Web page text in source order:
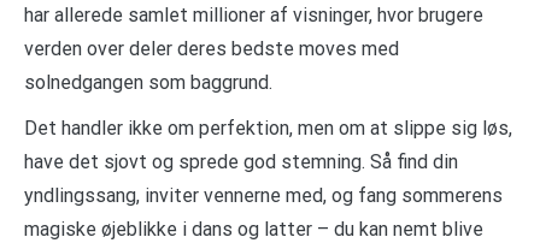
har allerede samlet millioner af visninger, hvor brugere
verden over deler deres bedste moves med
solnedgangen som baggrund.
Det handler ikke om perfektion, men om at slippe sig løs,
have det sjovt og sprede god stemning. Så find din
yndlingssang, inviter vennerne med, og fang sommerens
magiske øjeblikke i dans og latter – du kan nemt blive